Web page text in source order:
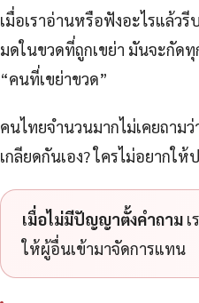
เมื่อเราอ่านหรือฟังอะไรแล้วรี
มดในขวดที่ถูกเขย่า มันจะกัดทุ
“คนที่เขย่าขวด”
คนไทยจำนวนมากไม่เคยถาม
เกลียดกันเอง? ใครไม่อยากใ
เมื่อไม่มีปัญญาตั้งคำถาม
ให้ผู้อื่นเข้ามาจัดการแทน